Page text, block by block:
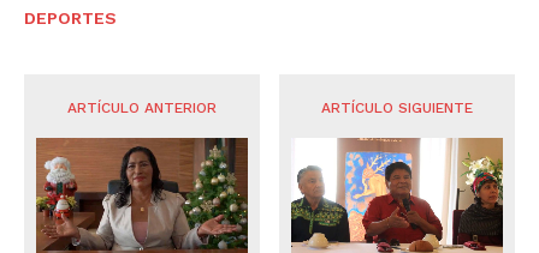
DEPORTES
ARTÍCULO ANTERIOR ARTÍCULO SIGUIENTE